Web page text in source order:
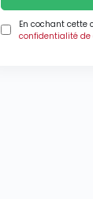
En cochant cette
confidentialité de